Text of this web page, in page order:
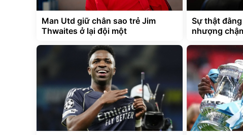
Man Utd giữ chân sao trẻ Jim
Thwaites ở lại đội một
Sự thật
nhượng